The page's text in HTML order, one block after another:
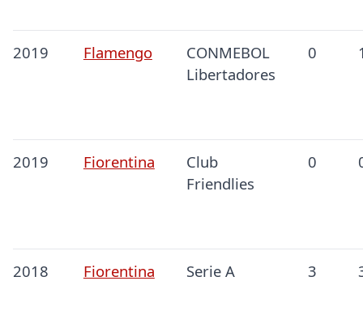
2019 Flamengo
CONMEBOL
Libertadores
0
2019 Fiorentina
Club
Friendlies
0
2018 Fiorentina Serie A 3